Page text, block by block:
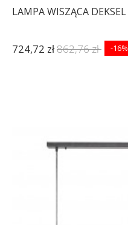
LAMPA WISZĄCA DEKSEL
724,72 zł862,76 zł -16%